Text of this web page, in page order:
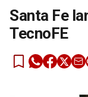
Santa Fe
TecnoFE